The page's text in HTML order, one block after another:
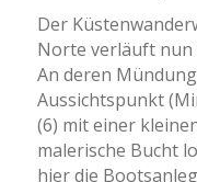
Der
Norte verläuft nun
An deren
Aussichtspunkt
(6) mit einer
malerische Bucht
hier die